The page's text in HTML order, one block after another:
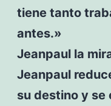
tiene tanto
antes.»
Jeanpaul la
Jeanpaul
su destino y se